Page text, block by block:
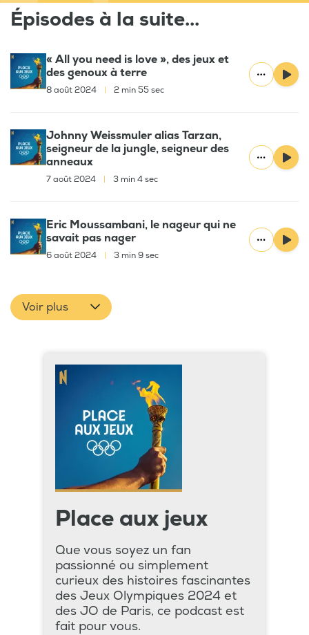
Épisodes à la suite...
« All you need is love », des jeux et
des genoux à terre
8 août 2024 2 min 55 sec
Johnny Weissmuler alias Tarzan,
seigneur de la jungle, seigneur des
anneaux
7 août 2024 3 min 4 sec
Eric Moussambani, le nageur qui ne
savait pas nager
6 août 2024 3 min 9 sec
Voir plus
Place aux jeux
Que vous soyez un fan
passionné ou simplement
curieux des histoires fascinantes
des Jeux Olympiques 2024 et
des JO de Paris, ce podcast est
fait pour vous.